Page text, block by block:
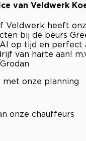
van Veldwerk
Veldwerk heeft
bij de beurs
op tijd en perfect
van harte aan!
met onze planning
onze chauffeurs